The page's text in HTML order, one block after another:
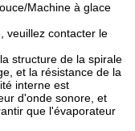
Machine à glace
veuillez contacter le
structure de la spirale
et la résistance de la
interne est
d'onde sonore, et
que l'évaporateur